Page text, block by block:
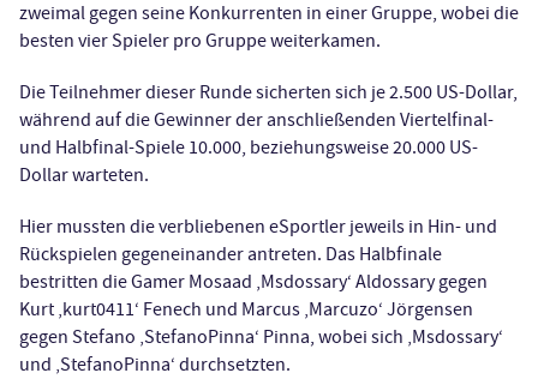
zweimal gegen seine Konkurrenten in einer Gruppe, wobei die
besten vier Spieler pro Gruppe weiterkamen.
Die Teilnehmer dieser Runde sicherten sich je 2.500 US-Dollar,
während auf die Gewinner der anschließenden Viertelfinal-
und Halbfinal-Spiele 10.000, beziehungsweise 20.000 US-
Dollar warteten.
Hier mussten die verbliebenen eSportler jeweils in Hin- und
Rückspielen gegeneinander antreten. Das Halbfinale
bestritten die Gamer Mosaad ‚Msdossary‘ Aldossary gegen
Kurt ‚kurt0411‘ Fenech und Marcus ‚Marcuzo‘ Jörgensen
gegen Stefano ‚StefanoPinna‘ Pinna, wobei sich ‚Msdossary‘
und ‚StefanoPinna‘ durchsetzten.